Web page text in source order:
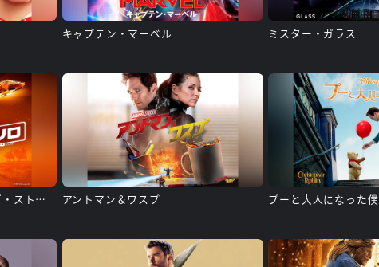
キャプテン・マーベル ミスター・ガラス
ハン・ソロ/スター・ウォーズ・ストーリー アントマン＆ワスプ プーと大人になった僕